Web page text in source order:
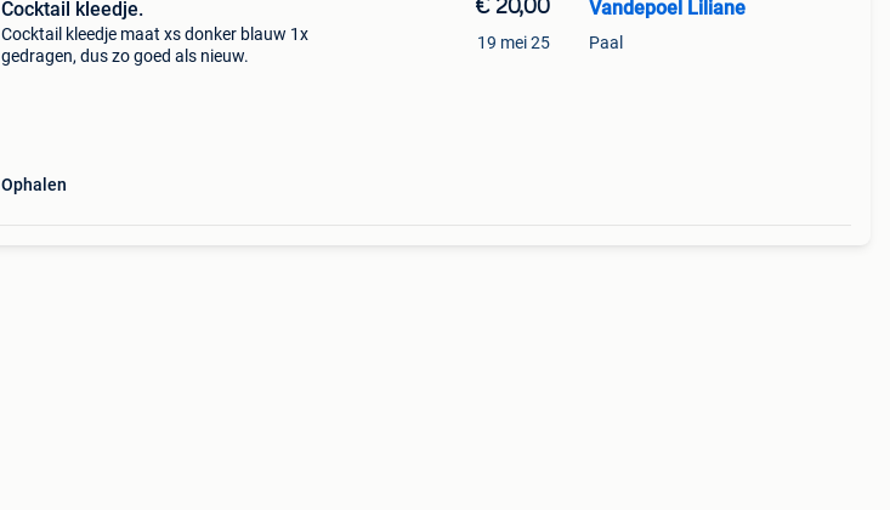
Cocktail kleedje.
Cocktail kleedje maat xs donker blauw 1x
gedragen, dus zo goed als nieuw.
Ophalen
€ 20,00
19 mei 25
Vandepoel Liliane
Paal